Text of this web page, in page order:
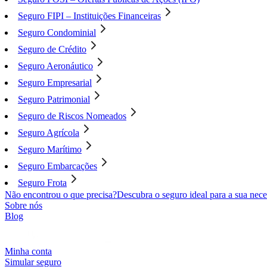
Seguro FIPI – Instituições Financeiras
Seguro Condominial
Seguro de Crédito
Seguro Aeronáutico
Seguro Empresarial
Seguro Patrimonial
Seguro de Riscos Nomeados
Seguro Agrícola
Seguro Marítimo
Seguro Embarcações
Seguro Frota
Não encontrou o que precisa?Descubra o seguro ideal para a sua
Sobre nós
Blog
Minha conta
Simular seguro